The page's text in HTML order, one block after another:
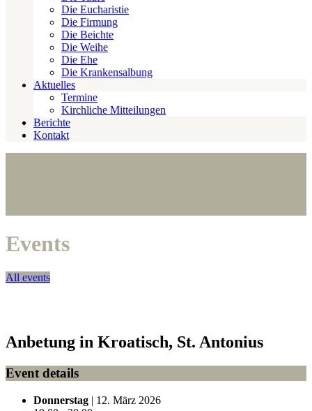
Die Eucharistie
Die Firmung
Die Beichte
Die Weihe
Die Ehe
Die Krankensalbung
Aktuelles
Termine
Kirchliche Mitteilungen
Berichte
Kontakt
Events
All events
Anbetung in Kroatisch, St. Antonius
Event details
Donnerstag | 12. März 2026